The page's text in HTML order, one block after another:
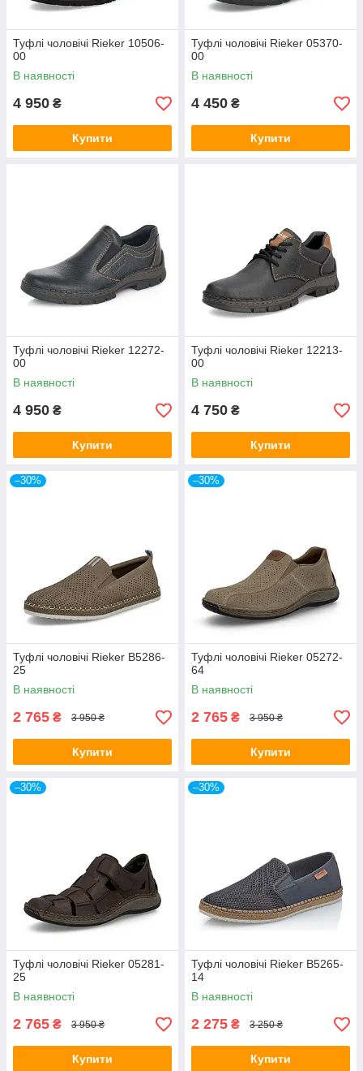
Туфлі чоловічі Rieker 10506-
00
В наявності
4 950 ₴
Купити
Туфлі чоловічі Rieker 05370-
00
В наявності
4 450 ₴
Купити
Туфлі чоловічі Rieker 12272-
00
В наявності
4 950 ₴
Купити
Туфлі чоловічі Rieker 12213-
00
В наявності
4 750 ₴
Купити
–30%
Туфлі чоловічі Rieker B5286-
25
В наявності
2 765 ₴ 3 950 ₴
Купити
–30%
Туфлі чоловічі Rieker 05272-
64
В наявності
2 765 ₴ 3 950 ₴
Купити
–30%
Туфлі чоловічі Rieker 05281-
25
В наявності
2 765 ₴ 3 950 ₴
Купити
–30%
Туфлі чоловічі Rieker B5265-
14
В наявності
2 275 ₴ 3 250 ₴
Купити